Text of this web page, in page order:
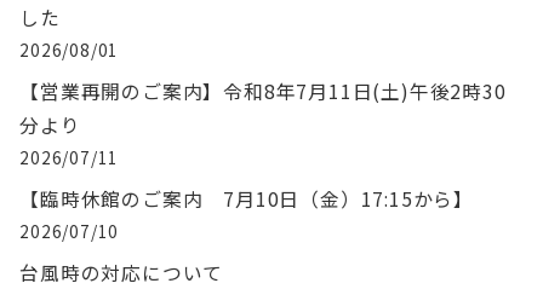
した
2026/08/01
【営業再開のご案内】令和8年7月11日(土)午後2時30
分より
2026/07/11
【臨時休館のご案内 7月10日（金）17:15から】
2026/07/10
台風時の対応について